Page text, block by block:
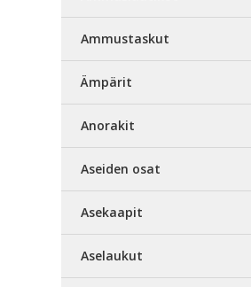
Ammustaskut
Ämpärit
Anorakit
Aseiden osat
Asekaapit
Aselaukut